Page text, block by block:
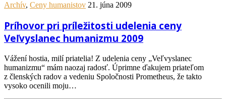
Archív, Ceny humanistov 21. júna 2009
Príhovor pri príležitosti udelenia ceny
Veľvyslanec humanizmu 2009
Vážení hostia, milí priatelia! Z udelenia ceny „Veľvyslanec
humanizmu“ mám naozaj radosť. Úprimne ďakujem priateľom
z členských radov a vedeniu Spoločnosti Prometheus, že takto
vysoko ocenili moju…